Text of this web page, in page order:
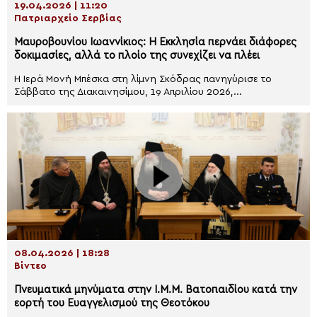
19.04.2026 | 11:20
Πατριαρχείο Σερβίας
Μαυροβουνίου Ιωαννίκιος: Η Εκκλησία περνάει διάφορες
δοκιμασίες, αλλά το πλοίο της συνεχίζει να πλέει
Η Ιερά Μονή Μπέσκα στη λίμνη Σκόδρας πανηγύρισε το
Σάββατο της Διακαινησίμου, 19 Απριλίου 2026,...
08.04.2026 | 18:28
Βίντεο
Πνευματικά μηνύματα στην Ι.Μ.Μ. Βατοπαιδίου κατά την
εορτή του Ευαγγελισμού της Θεοτόκου